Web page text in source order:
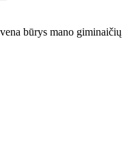
būrys mano